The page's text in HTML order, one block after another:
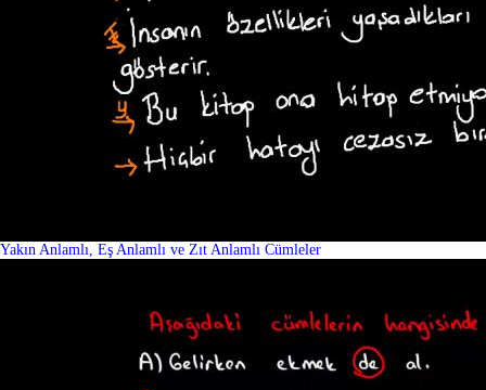
Yakın Anlamlı, Eş Anlamlı ve Zıt Anlamlı Cümleler